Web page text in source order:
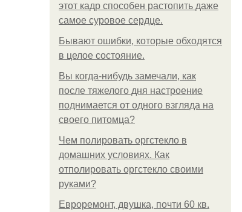
этот кадр способен растопить даже
самое суровое сердце.
Бывают ошибки, которые обходятся
в целое состояние.
Вы когда-нибудь замечали, как
после тяжелого дня настроение
поднимается от одного взгляда на
своего питомца?
Чем полировать оргстекло в
домашних условиях. Как
отполировать оргстекло своими
руками?
Евроремонт, двушка, почти 60 кв.